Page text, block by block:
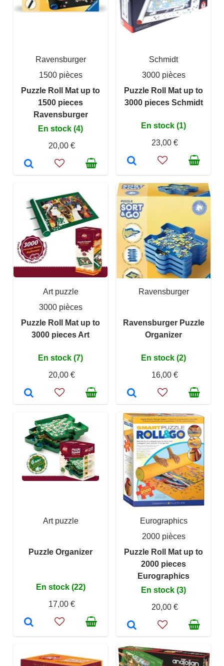
Ravensburger
1500 pièces
Puzzle Roll Mat up to
1500 pieces
Ravensburger
En stock (4)
20,00 €
Schmidt
3000 pièces
Puzzle Roll Mat up to
3000 pieces Schmidt
En stock (1)
23,00 €
Art puzzle
3000 pièces
Puzzle Roll Mat up to
3000 pieces Art
En stock (7)
20,00 €
Ravensburger
Ravensburger Puzzle
Organizer
En stock (2)
16,00 €
Art puzzle
Puzzle Organizer
En stock (22)
17,00 €
Eurographics
2000 pièces
Puzzle Roll Mat up to
2000 pieces
Eurographics
En stock (3)
20,00 €